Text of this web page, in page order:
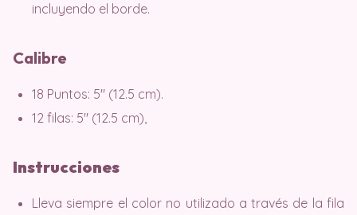
incluyendo el borde.
Calibre
18 Puntos: 5″ (12.5 cm).
12 filas: 5″ (12.5 cm),
Instrucciones
Lleva siempre el color no utilizado a través de la fila